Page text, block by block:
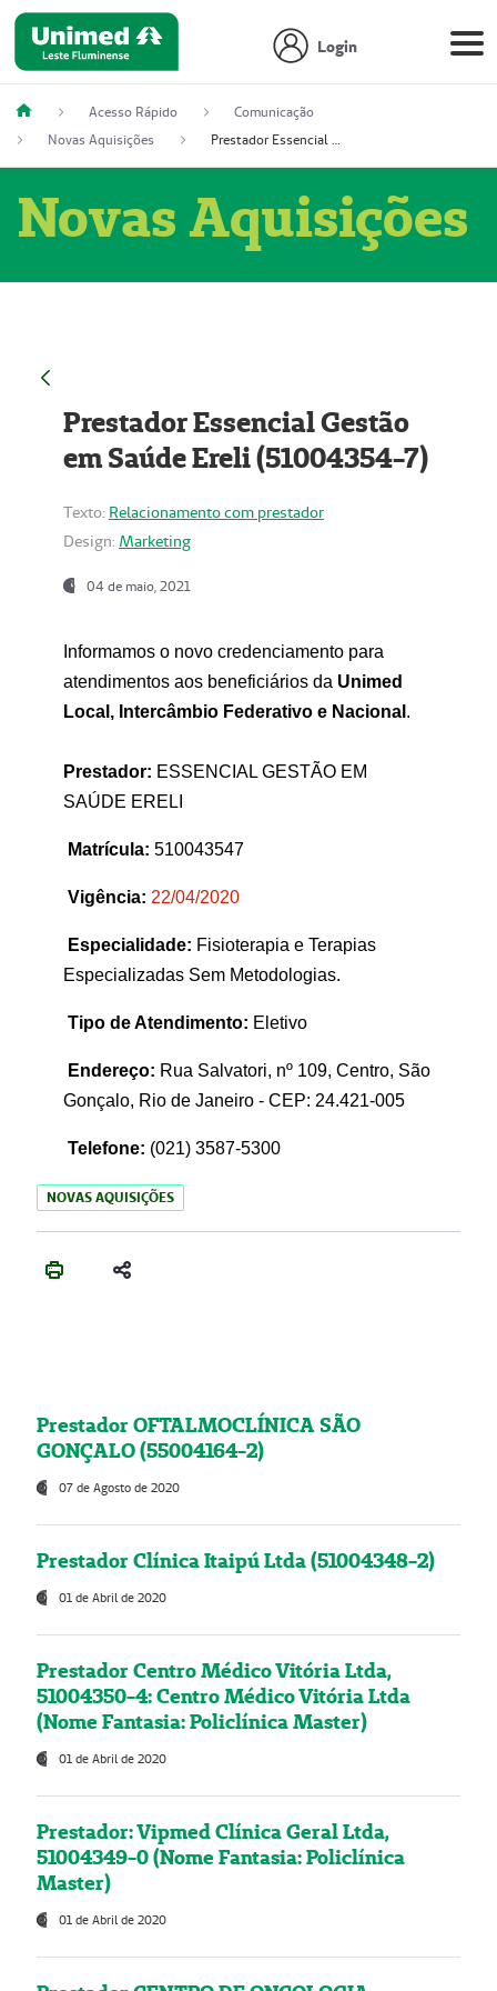
Login
Acesso Rápido
Comunicação
Novas Aquisições
Prestador Essencial Gestão em Saúde Ereli (51004354-7)
Novas Aquisições
Prestador Essencial Gestão
em Saúde Ereli (51004354-7)
Texto: Relacionamento com prestador
Design: Marketing
04 de maio, 2021
Informamos o novo credenciamento para
atendimentos aos beneficiários da Unimed
Local, Intercâmbio Federativo e Nacional .
Prestador: ESSENCIAL GESTÃO EM
SAÚDE ERELI
Matrícula: 510043547
Vigência: 22/04/2020
Especialidade: Fisioterapia e Terapias
Especializadas Sem Metodologias.
Tipo de Atendimento: Eletivo
Endereço: Rua Salvatori, nº 109, Centro, São
Gonçalo, Rio de Janeiro - CEP: 24.421-005
Telefone: (021) 3587-5300
NOVAS AQUISIÇÕES
Prestador OFTALMOCLÍNICA SÃO
GONÇALO (55004164-2)
07 de Agosto de 2020
Prestador Clínica Itaipú Ltda (51004348-2)
01 de Abril de 2020
Prestador Centro Médico Vitória Ltda,
51004350-4: Centro Médico Vitória Ltda
(Nome Fantasia: Policlínica Master)
01 de Abril de 2020
Prestador: Vipmed Clínica Geral Ltda,
51004349-0 (Nome Fantasia: Policlínica
Master)
01 de Abril de 2020